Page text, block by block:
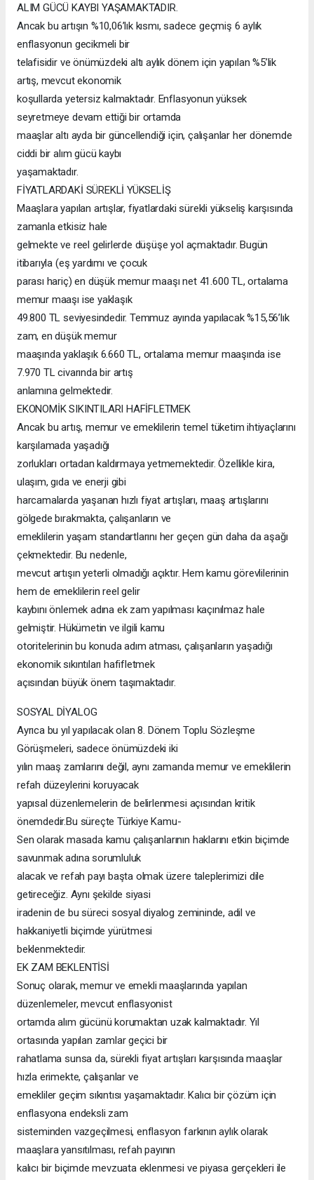
ALIM GÜCÜ KAYBI YAŞAMAKTADIR.
Ancak bu artışın %10,06’lık kısmı, sadece geçmiş 6 aylık
enflasyonun gecikmeli bir
telafisidir ve önümüzdeki altı aylık dönem için yapılan %5’lik
artış, mevcut ekonomik
koşullarda yetersiz kalmaktadır. Enflasyonun yüksek
seyretmeye devam ettiği bir ortamda
maaşlar altı ayda bir güncellendiği için, çalışanlar her dönemde
ciddi bir alım gücü kaybı
yaşamaktadır.
FİYATLARDAKİ SÜREKLİ YÜKSELİŞ
Maaşlara yapılan artışlar, fiyatlardaki sürekli yükseliş karşısında
zamanla etkisiz hale
gelmekte ve reel gelirlerde düşüşe yol açmaktadır. Bugün
itibarıyla (eş yardımı ve çocuk
parası hariç) en düşük memur maaşı net 41.600 TL, ortalama
memur maaşı ise yaklaşık
49.800 TL seviyesindedir. Temmuz ayında yapılacak %15,56’lık
zam, en düşük memur
maaşında yaklaşık 6.660 TL, ortalama memur maaşında ise
7.970 TL civarında bir artış
anlamına gelmektedir.
EKONOMİK SIKINTILARI HAFİFLETMEK
Ancak bu artış, memur ve emeklilerin temel tüketim ihtiyaçlarını
karşılamada yaşadığı
zorlukları ortadan kaldırmaya yetmemektedir. Özellikle kira,
ulaşım, gıda ve enerji gibi
harcamalarda yaşanan hızlı fiyat artışları, maaş artışlarını
gölgede bırakmakta, çalışanların ve
emeklilerin yaşam standartlarını her geçen gün daha da aşağı
çekmektedir. Bu nedenle,
mevcut artışın yeterli olmadığı açıktır. Hem kamu görevlilerinin
hem de emeklilerin reel gelir
kaybını önlemek adına ek zam yapılması kaçınılmaz hale
gelmiştir. Hükümetin ve ilgili kamu
otoritelerinin bu konuda adım atması, çalışanların yaşadığı
ekonomik sıkıntıları hafifletmek
açısından büyük önem taşımaktadır.
SOSYAL DİYALOG
Ayrıca bu yıl yapılacak olan 8. Dönem Toplu Sözleşme
Görüşmeleri, sadece önümüzdeki iki
yılın maaş zamlarını değil, aynı zamanda memur ve emeklilerin
refah düzeylerini koruyacak
yapısal düzenlemelerin de belirlenmesi açısından kritik
önemdedir.Bu süreçte Türkiye Kamu-
Sen olarak masada kamu çalışanlarının haklarını etkin biçimde
savunmak adına sorumluluk
alacak ve refah payı başta olmak üzere taleplerimizi dile
getireceğiz. Aynı şekilde siyasi
iradenin de bu süreci sosyal diyalog zemininde, adil ve
hakkaniyetli biçimde yürütmesi
beklenmektedir.
EK ZAM BEKLENTİSİ
Sonuç olarak, memur ve emekli maaşlarında yapılan
düzenlemeler, mevcut enflasyonist
ortamda alım gücünü korumaktan uzak kalmaktadır. Yıl
ortasında yapılan zamlar geçici bir
rahatlama sunsa da, sürekli fiyat artışları karşısında maaşlar
hızla erimekte, çalışanlar ve
emekliler geçim sıkıntısı yaşamaktadır. Kalıcı bir çözüm için
enflasyona endeksli zam
sisteminden vazgeçilmesi, enflasyon farkının aylık olarak
maaşlara yansıtılması, refah payının
kalıcı bir biçimde mevzuata eklenmesi ve piyasa gerçekleri ile